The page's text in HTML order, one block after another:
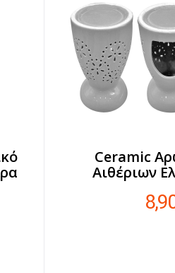
Ceramic
Αιθέριων